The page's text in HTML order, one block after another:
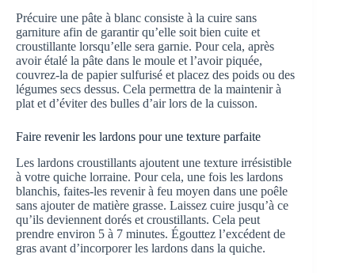
Précuire une pâte à blanc consiste à la cuire sans
garniture afin de garantir qu’elle soit bien cuite et
croustillante lorsqu’elle sera garnie. Pour cela, après
avoir étalé la pâte dans le moule et l’avoir piquée,
couvrez-la de papier sulfurisé et placez des poids ou des
légumes secs dessus. Cela permettra de la maintenir à
plat et d’éviter des bulles d’air lors de la cuisson.
Faire revenir les lardons pour une texture parfaite
Les lardons croustillants ajoutent une texture irrésistible
à votre quiche lorraine. Pour cela, une fois les lardons
blanchis, faites-les revenir à feu moyen dans une poêle
sans ajouter de matière grasse. Laissez cuire jusqu’à ce
qu’ils deviennent dorés et croustillants. Cela peut
prendre environ 5 à 7 minutes. Égouttez l’excédent de
gras avant d’incorporer les lardons dans la quiche.